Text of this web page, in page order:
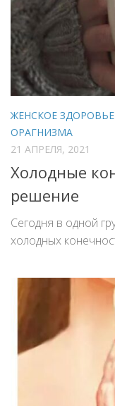
ЖЕНСКОЕ ЗДОРОВЬЕ
ОРАГНИЗМА
21 АПРЕЛЯ, 2021
Холодные
решение
Сегодня в одной
холодных